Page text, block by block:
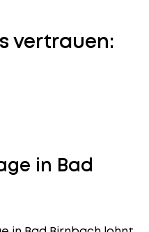
vertrauen:
in Bad